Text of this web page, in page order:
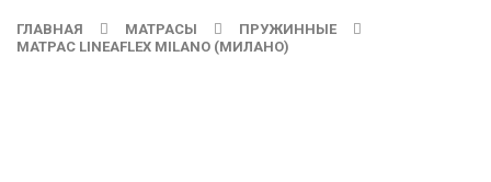
ГЛАВНАЯ МАТРАСЫ
ПРУЖИННЫЕ
МАТРАС LINEAFLEX MILANO (МИЛАНО)